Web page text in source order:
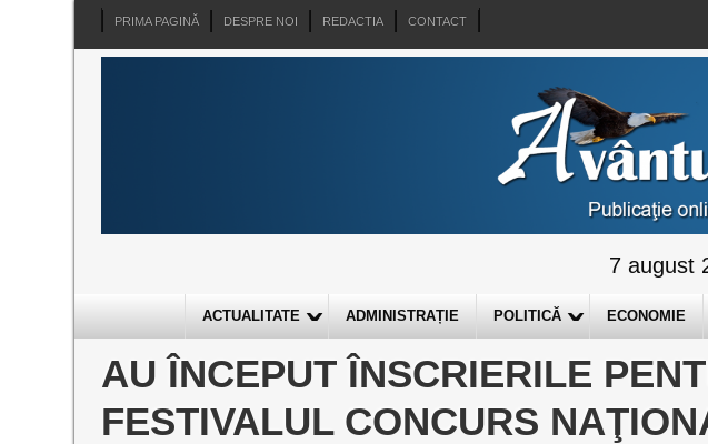
PRIMA PAGINĂ DESPRE NOI REDACTIA CONTACT
7 august
ACTUALITATE ADMINISTRAȚIE POLITICĂ ECONOMIE
AU ÎNCEPUT ÎNSCRIERILE
FESTIVALUL CONCURS